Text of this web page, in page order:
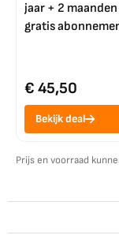
jaar + 2 maanden
gratis
€ 45,50
Bekijk deal
Prijs en voorraad